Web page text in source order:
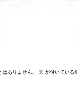
ありません。
※ が付いている